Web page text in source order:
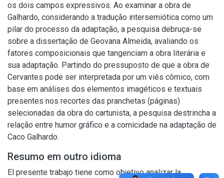
os dois campos expressivos. Ao examinar a obra de
Galhardo, considerando a tradução intersemiótica como um
pilar do processo da adaptação, a pesquisa debruça-se
sobre a dissertação de Geovana Almeida, avaliando os
fatores composicionais que tangenciam a obra literária e
sua adaptação. Partindo do pressuposto de que a obra de
Cervantes pode ser interpretada por um viés cômico, com
base em análises dos elementos imagéticos e textuais
presentes nos recortes das pranchetas (páginas)
selecionadas da obra do cartunista, a pesquisa destrincha a
relação entre humor gráfico e a comicidade na adaptação de
Caco Galhardo.
Resumo em outro idioma
El presente trabajo tiene como objetivo analizar la